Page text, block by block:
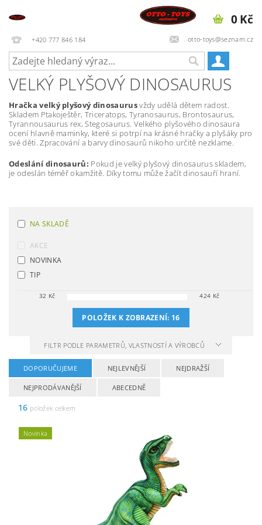
+420 777 846 184 otto-toys@seznam.cz
0 Kč
VELKÝ PLYŠOVÝ DINOSAURUS
Hračka velký plyšový dinosaurusvždy udělá dětem radost.
Skladem Ptakoještěr, Triceratops, Tyranosaurus, Brontosaurus,
Tyrannousaurus rex, Stegosaurus. Velkého plyšového dinosaura
ocení hlavně maminky, které si potrpí na krásné hračky a plyšáky pro
své děti. Zpracování a barvy dinosaurů nikoho určitě nezklame.
Odeslání dinosaurů: Pokud je velký plyšový dinosaurus skladem,
je odeslán téměř okamžitě. Díky tomu může žačít dinosauří hraní.
NA SKLADĚ
AKCE
NOVINKA
TIP
32 Kč 424 Kč
POLOŽEK K ZOBRAZENÍ: 16
FILTR PODLE PARAMETRŮ, VLASTNOSTÍ A VÝROBCŮ
DOPORUČUJEME NEJLEVNĚJŠÍ NEJDRAŽŠÍ
NEJPRODÁVANĚJŠÍ ABECEDNĚ
16 položek celkem
Novinka